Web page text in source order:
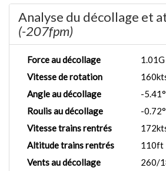
Analyse du décollage et
(-207fpm)
Force au décollage
1.01G
Vitesse de rotation
Angle au décollage
-5.41°
Roulis au décollage
-0.72°
Vitesse trains rentrés
Altitude trains rentrés
110ft
Vents au décollage
260/